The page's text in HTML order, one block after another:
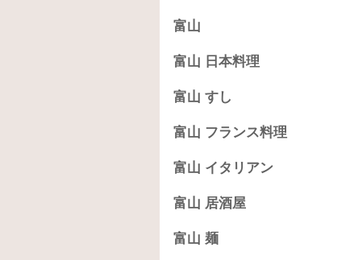
富山
富山 日本料理
富山 すし
富山 フランス料理
富山 イタリアン
富山 居酒屋
富山 麺